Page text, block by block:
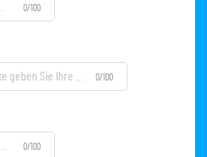
0/100
0/100
0/100